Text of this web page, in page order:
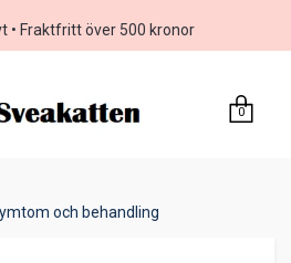
• Fraktfritt över 500 kronor
0
och behandling